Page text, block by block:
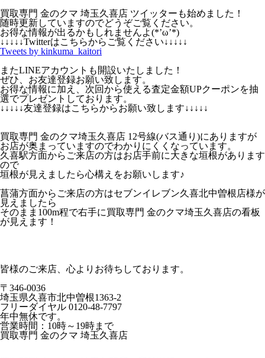
買取専門 金のクマ 埼玉久喜店 ツイッターも始めました！
随時更新していますのでどうぞご覧ください。
お得な情報が出るかもしれませんよ(*’ω’*)
↓↓↓↓↓Twitterはこちらからご覧ください↓↓↓↓↓
Tweets by kinkuma_kaitori
またLINEアカウントも開設いたしました！
ぜひ、お友達登録お願い致します。
お得な情報に加え、次回から使える査定金額UPクーポンを抽
選でプレゼントしております。
↓↓↓↓↓友達登録はこちらからお願い致します↓↓↓↓↓
買取専門 金のクマ埼玉久喜店 12号線(バス通り)にありますが
お店が奥まっていますのでわかりにくくなっています。
久喜駅方面からご来店の方はお店手前に大きな垣根があります
ので
垣根が見えましたら心構えをお願いします♪
菖蒲方面からご来店の方はセブンイレブン久喜北中曽根店様が
見えましたら
そのまま100m程で右手に買取専門 金のクマ埼玉久喜店の看板
が見えます！
皆様のご来店、心よりお待ちしております。
〒346-0036
埼玉県久喜市北中曽根1363-2
フリーダイヤル 0120-48-7797
年中無休です。
営業時間：10時～19時まで
買取専門 金のクマ 埼玉久喜店